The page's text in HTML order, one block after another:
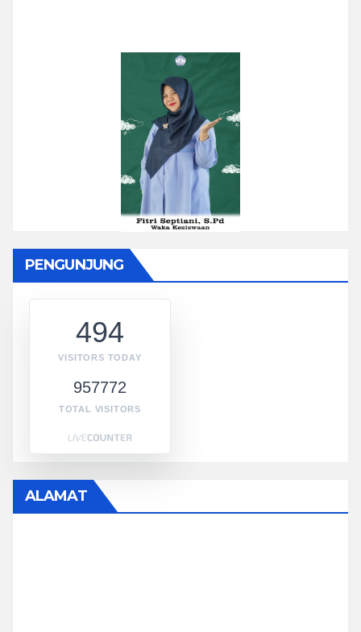
PENGUNJUNG
494
VISITORS TODAY
957772
TOTAL VISITORS
ALAMAT